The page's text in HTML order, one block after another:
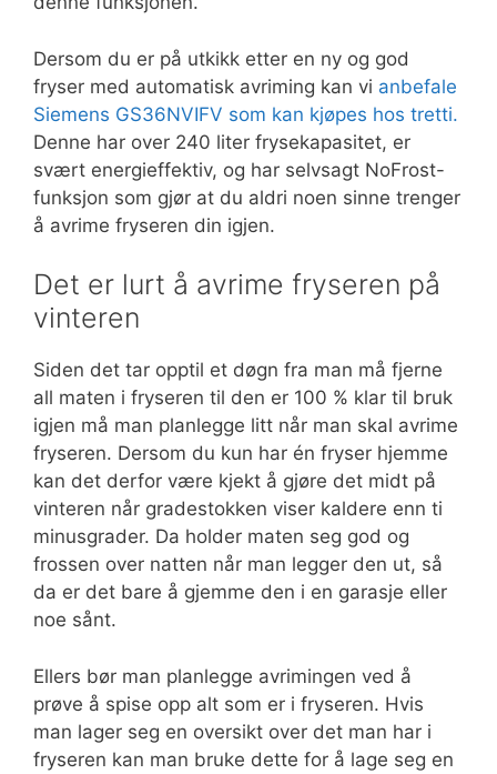
Dersom du er på utkikk etter en ny og god
fryser med automatisk avriming kan vi anbefale
Siemens GS36NVIFV som kan kjøpes hos tretti.
Denne har over 240 liter frysekapasitet, er
svært energieffektiv, og har selvsagt NoFrost-
funksjon som gjør at du aldri noen sinne trenger
å avrime fryseren din igjen.
Det er lurt å avrime fryseren på
vinteren
Siden det tar opptil et døgn fra man må fjerne
all maten i fryseren til den er 100 % klar til bruk
igjen må man planlegge litt når man skal avrime
fryseren. Dersom du kun har én fryser hjemme
kan det derfor være kjekt å gjøre det midt på
vinteren når gradestokken viser kaldere enn ti
minusgrader. Da holder maten seg god og
frossen over natten når man legger den ut, så
da er det bare å gjemme den i en garasje eller
noe sånt.
Ellers bør man planlegge avrimingen ved å
prøve å spise opp alt som er i fryseren. Hvis
man lager seg en oversikt over det man har i
fryseren kan man bruke dette for å lage seg en